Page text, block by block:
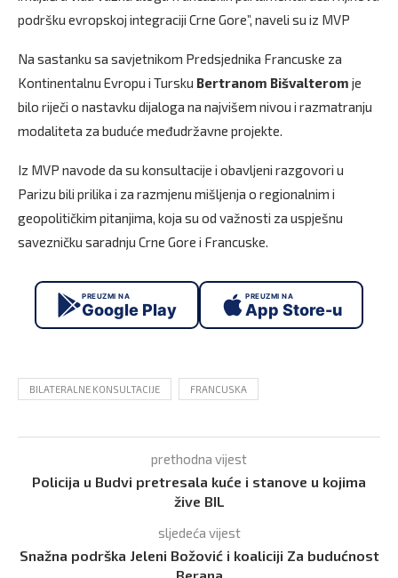
podršku evropskoj integraciji Crne Gore”, naveli su iz MVP
Na sastanku sa savjetnikom Predsjednika Francuske za
Kontinentalnu Evropu i Tursku Bertranom Bišvalterom je
bilo riječi o nastavku dijaloga na najvišem nivou i razmatranju
modaliteta za buduće međudržavne projekte.
Iz MVP navode da su konsultacije i obavljeni razgovori u
Parizu bili prilika i za razmjenu mišljenja o regionalnim i
geopolitičkim pitanjima, koja su od važnosti za uspješnu
savezničku saradnju Crne Gore i Francuske.
PREUZMI NA
Google Play
PREUZMI NA
App Store-u
BILATERALNE KONSULTACIJE FRANCUSKA
prethodna vijest
Policija u Budvi pretresala kuće i stanove u kojima
žive BIL
sljedeća vijest
Snažna podrška Jeleni Božović i koaliciji Za budućnost